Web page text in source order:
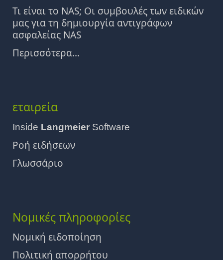
Τι είναι το NAS; Οι συμβουλές των ειδικών
μας για τη δημιουργία αντιγράφων
ασφαλείας NAS
Περισσότερα...
εταιρεία
Inside Langmeier Software
Ροή ειδήσεων
Γλωσσάριο
Νομικές πληροφορίες
Νομική ειδοποίηση
Πολιτική απορρήτου